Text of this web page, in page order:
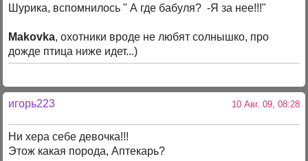
Шурика, вспомнилось " А где бабуля? -Я за нее!!!"
Makovka, охотники вроде не любят солнышко, про
дожде птица ниже идет...)
игорь223 10 Авг. 09, 08:28
Ни хера себе девочка!!!
Этож какая порода, Аптекарь?